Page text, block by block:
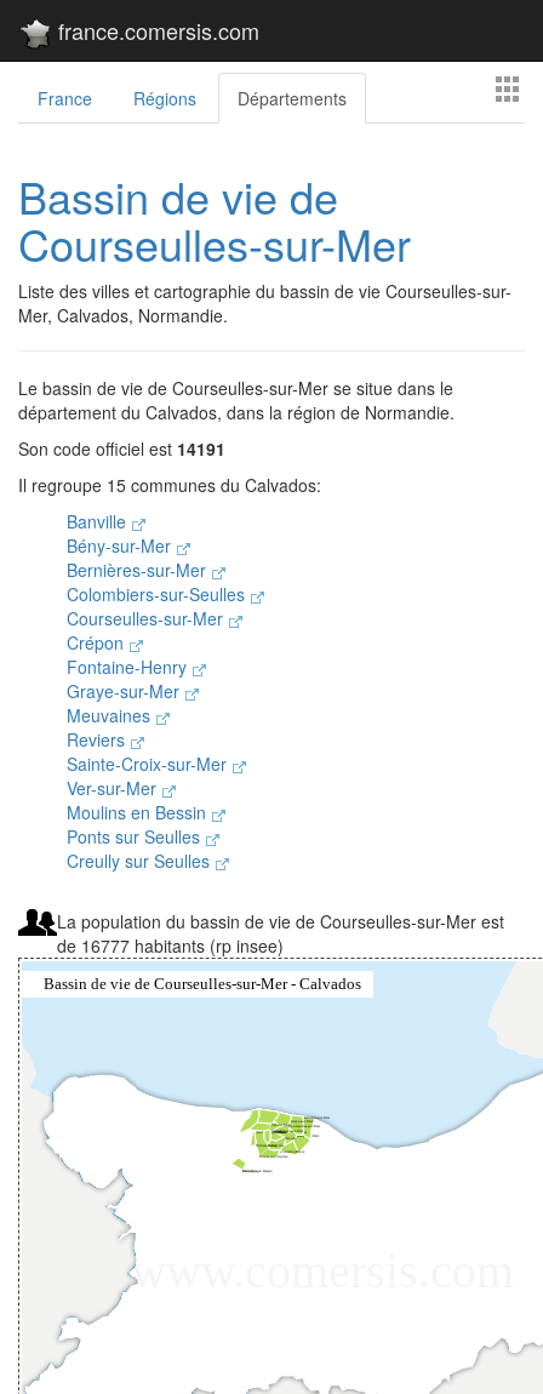
france.comersis.com
France Régions Départements
Bassin de vie de
Courseulles-sur-Mer
Liste des villes et cartographie du bassin de vie Courseulles-sur-
Mer, Calvados, Normandie.
Le bassin de vie de Courseulles-sur-Mer se situe dans le
département du Calvados, dans la région de Normandie.
Son code officiel est 14191
Il regroupe 15 communes du Calvados:
Banville
Bény-sur-Mer
Bernières-sur-Mer
Colombiers-sur-Seulles
Courseulles-sur-Mer
Crépon
Fontaine-Henry
Graye-sur-Mer
Meuvaines
Reviers
Sainte-Croix-sur-Mer
Ver-sur-Mer
Moulins en Bessin
Ponts sur Seulles
Creully sur Seulles
La population du bassin de vie de Courseulles-sur-Mer est
de 16777 habitants (rp insee)